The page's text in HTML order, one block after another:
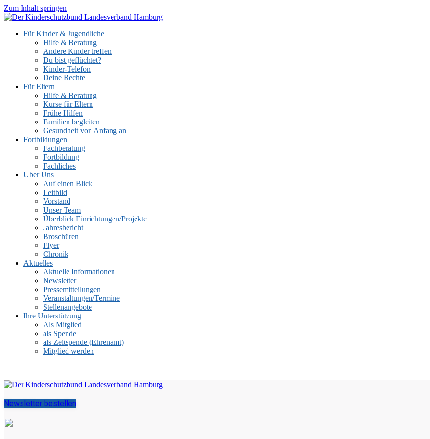
Zum Inhalt springen
Für Kinder & Jugendliche
Hilfe & Beratung
Andere Kinder treffen
Du bist geflüchtet?
Kinder-Telefon
Deine Rechte
Für Eltern
Hilfe & Beratung
Kurse für Eltern
Frühe Hilfen
Familien begleiten
Gesundheit von Anfang an
Fortbildungen
Fachberatung
Fortbildung
Fachliches
Über Uns
Auf einen Blick
Leitbild
Vorstand
Unser Team
Überblick Einrichtungen/Projekte
Jahresbericht
Broschüren
Flyer
Chronik
Aktuelles
Aktuelle Informationen
Newsletter
Pressemitteilungen
Veranstaltungen/Termine
Stellenangebote
Ihre Unterstützung
Als Mitglied
als Spende
als Zeitspende (Ehrenamt)
Mitglied werden
Newsletter bestellen